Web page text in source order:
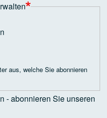
aus, welche Sie abonnieren
- abonnieren Sie unseren